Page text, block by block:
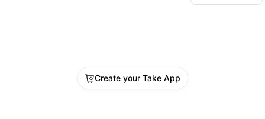
Create your Take App